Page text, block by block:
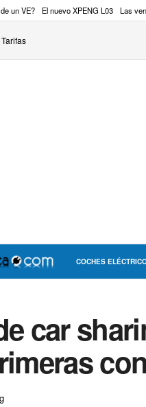
un VE? El nuevo XPENG L03 Las
Tarifas
COCHES
car